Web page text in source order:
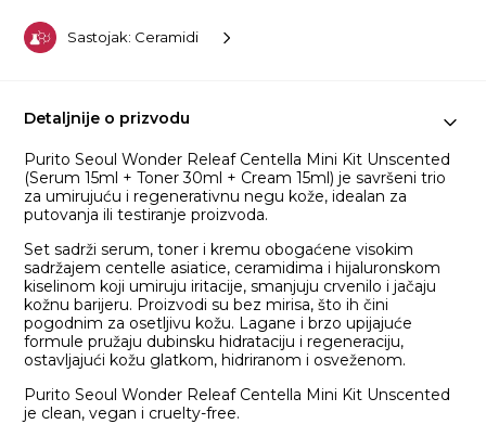
Sastojak: Ceramidi
Detaljnije o prizvodu
Purito Seoul Wonder Releaf Centella Mini Kit Unscented
(Serum 15ml + Toner 30ml + Cream 15ml) je savršeni trio
za umirujuću i regenerativnu negu kože, idealan za
putovanja ili testiranje proizvoda.
Set sadrži serum, toner i kremu obogaćene visokim
sadržajem centelle asiatice, ceramidima i hijaluronskom
kiselinom koji umiruju iritacije, smanjuju crvenilo i jačaju
kožnu barijeru. Proizvodi su bez mirisa, što ih čini
pogodnim za osetljivu kožu. Lagane i brzo upijajuće
formule pružaju dubinsku hidrataciju i regeneraciju,
ostavljajući kožu glatkom, hidriranom i osveženom.
Purito Seoul Wonder Releaf Centella Mini Kit Unscented
je clean, vegan i cruelty-free.